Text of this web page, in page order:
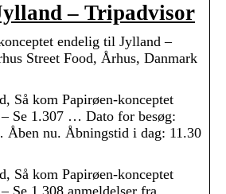
– Tripadvisor
endelig til Jylland –
Street Food, Århus, Danmark
Så kom Papirøen-konceptet
Se 1.307 … Dato for besøg:
Åben nu. Åbningstid i dag: 11.30
Så kom Papirøen-konceptet